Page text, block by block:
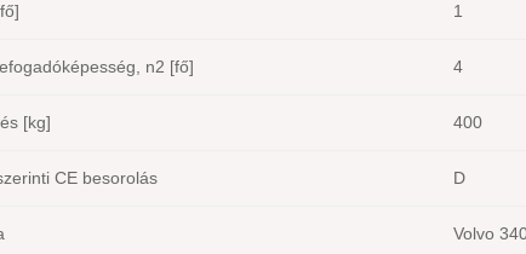
1
n2 [fő] 4
[kg] 400
CE besorolás D
Volvo